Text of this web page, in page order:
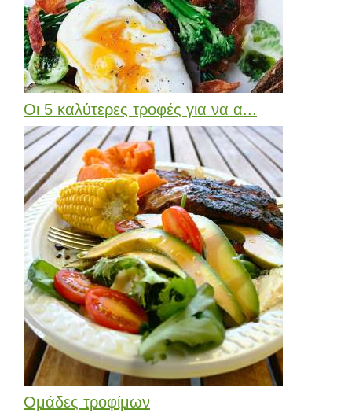
Οι 5 καλύτερες τροφές για να α...
Ομάδες τροφίμων